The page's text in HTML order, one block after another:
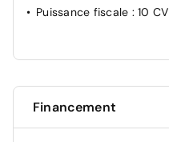
Puissance fiscale : 10 CV
Financement